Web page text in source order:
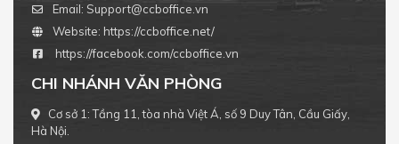
Email: Support@ccboffice.vn
Website: https://ccboffice.net/
https://facebook.com/ccboffice.vn
CHI NHÁNH VĂN PHÒNG
Cơ sở 1: Tầng 11, tòa nhà Việt Á, số 9 Duy Tân, Cầu Giấy,
Hà Nội.